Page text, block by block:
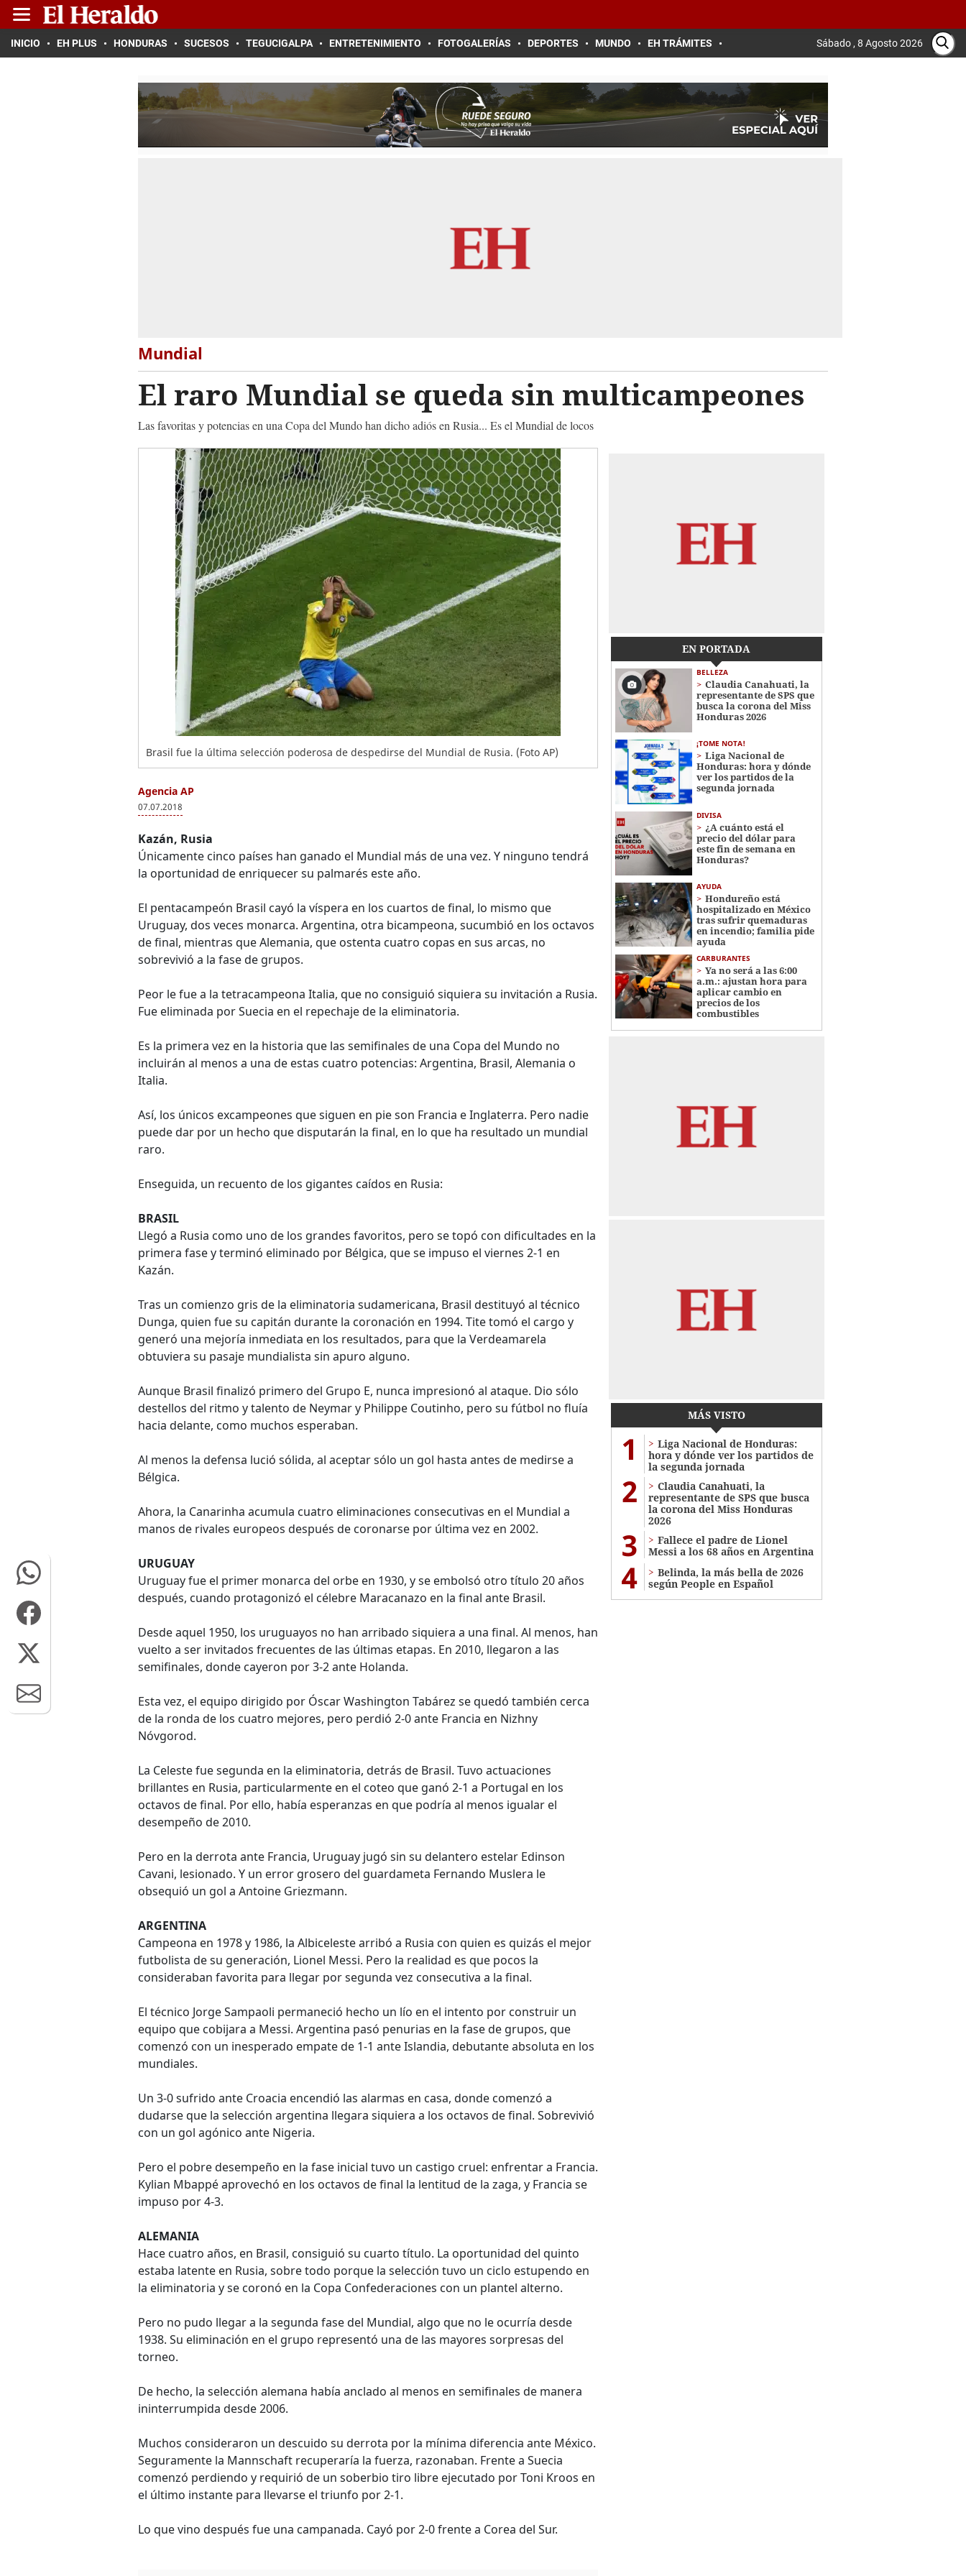
INICIO EH PLUS HONDURAS SUCESOS TEGUCIGALPA ENTRETENIMIENTO FOTOGALERÍAS DEPORTES MUNDO EH TRÁMITES Sábado , 8 Agosto 2026
Mundial
El raro Mundial se queda sin multicampeones
Las favoritas y potencias en una Copa del Mundo han dicho adiós en Rusia... Es el Mundial de locos
Brasil fue la última selección poderosa de despedirse del Mundial de Rusia. (Foto AP)
Agencia AP
07.07.2018
Kazán, Rusia
Únicamente cinco países han ganado el Mundial más de una vez. Y ninguno tendrá
la oportunidad de enriquecer su palmarés este año.
El pentacampeón Brasil cayó la víspera en los cuartos de final, lo mismo que
Uruguay, dos veces monarca. Argentina, otra bicampeona, sucumbió en los octavos
de final, mientras que Alemania, que ostenta cuatro copas en sus arcas, no
sobrevivió a la fase de grupos.
Peor le fue a la tetracampeona Italia, que no consiguió siquiera su invitación a Rusia.
Fue eliminada por Suecia en el repechaje de la eliminatoria.
Es la primera vez en la historia que las semifinales de una Copa del Mundo no
incluirán al menos a una de estas cuatro potencias: Argentina, Brasil, Alemania o
Italia.
Así, los únicos excampeones que siguen en pie son Francia e Inglaterra. Pero nadie
puede dar por un hecho que disputarán la final, en lo que ha resultado un mundial
raro.
Enseguida, un recuento de los gigantes caídos en Rusia:
BRASIL
Llegó a Rusia como uno de los grandes favoritos, pero se topó con dificultades en la
primera fase y terminó eliminado por Bélgica, que se impuso el viernes 2-1 en
Kazán.
Tras un comienzo gris de la eliminatoria sudamericana, Brasil destituyó al técnico
Dunga, quien fue su capitán durante la coronación en 1994. Tite tomó el cargo y
generó una mejoría inmediata en los resultados, para que la Verdeamarela
obtuviera su pasaje mundialista sin apuro alguno.
Aunque Brasil finalizó primero del Grupo E, nunca impresionó al ataque. Dio sólo
destellos del ritmo y talento de Neymar y Philippe Coutinho, pero su fútbol no fluía
hacia delante, como muchos esperaban.
Al menos la defensa lució sólida, al aceptar sólo un gol hasta antes de medirse a
Bélgica.
Ahora, la Canarinha acumula cuatro eliminaciones consecutivas en el Mundial a
manos de rivales europeos después de coronarse por última vez en 2002.
URUGUAY
Uruguay fue el primer monarca del orbe en 1930, y se embolsó otro título 20 años
después, cuando protagonizó el célebre Maracanazo en la final ante Brasil.
Desde aquel 1950, los uruguayos no han arribado siquiera a una final. Al menos, han
vuelto a ser invitados frecuentes de las últimas etapas. En 2010, llegaron a las
semifinales, donde cayeron por 3-2 ante Holanda.
Esta vez, el equipo dirigido por Óscar Washington Tabárez se quedó también cerca
de la ronda de los cuatro mejores, pero perdió 2-0 ante Francia en Nizhny
Nóvgorod.
La Celeste fue segunda en la eliminatoria, detrás de Brasil. Tuvo actuaciones
brillantes en Rusia, particularmente en el coteo que ganó 2-1 a Portugal en los
octavos de final. Por ello, había esperanzas en que podría al menos igualar el
desempeño de 2010.
Pero en la derrota ante Francia, Uruguay jugó sin su delantero estelar Edinson
Cavani, lesionado. Y un error grosero del guardameta Fernando Muslera le
obsequió un gol a Antoine Griezmann.
ARGENTINA
Campeona en 1978 y 1986, la Albiceleste arribó a Rusia con quien es quizás el mejor
futbolista de su generación, Lionel Messi. Pero la realidad es que pocos la
consideraban favorita para llegar por segunda vez consecutiva a la final.
El técnico Jorge Sampaoli permaneció hecho un lío en el intento por construir un
equipo que cobijara a Messi. Argentina pasó penurias en la fase de grupos, que
comenzó con un inesperado empate de 1-1 ante Islandia, debutante absoluta en los
mundiales.
Un 3-0 sufrido ante Croacia encendió las alarmas en casa, donde comenzó a
dudarse que la selección argentina llegara siquiera a los octavos de final. Sobrevivió
con un gol agónico ante Nigeria.
Pero el pobre desempeño en la fase inicial tuvo un castigo cruel: enfrentar a Francia.
Kylian Mbappé aprovechó en los octavos de final la lentitud de la zaga, y Francia se
impuso por 4-3.
ALEMANIA
Hace cuatro años, en Brasil, consiguió su cuarto título. La oportunidad del quinto
estaba latente en Rusia, sobre todo porque la selección tuvo un ciclo estupendo en
la eliminatoria y se coronó en la Copa Confederaciones con un plantel alterno.
Pero no pudo llegar a la segunda fase del Mundial, algo que no le ocurría desde
1938. Su eliminación en el grupo representó una de las mayores sorpresas del
torneo.
De hecho, la selección alemana había anclado al menos en semifinales de manera
ininterrumpida desde 2006.
Muchos consideraron un descuido su derrota por la mínima diferencia ante México.
Seguramente la Mannschaft recuperaría la fuerza, razonaban. Frente a Suecia
comenzó perdiendo y requirió de un soberbio tiro libre ejecutado por Toni Kroos en
el último instante para llevarse el triunfo por 2-1.
Lo que vino después fue una campanada. Cayó por 2-0 frente a Corea del Sur.
EN PORTADA
BELLEZA
Claudia Canahuati, la
representante de SPS que
busca la corona del Miss
Honduras 2026
¡TOME NOTA!
Liga Nacional de
Honduras: hora y dónde
ver los partidos de la
segunda jornada
DIVISA
¿A cuánto está el
precio del dólar para
este fin de semana en
Honduras?
AYUDA
Hondureño está
hospitalizado en México
tras sufrir quemaduras
en incendio; familia pide
ayuda
CARBURANTES
Ya no será a las 6:00
a.m.: ajustan hora para
aplicar cambio en
precios de los
combustibles
MÁS VISTO
1
Liga Nacional de Honduras:
hora y dónde ver los partidos de
la segunda jornada
2
Claudia Canahuati, la
representante de SPS que busca
la corona del Miss Honduras
2026
3
Fallece el padre de Lionel
Messi a los 68 años en Argentina
4
Belinda, la más bella de 2026
según People en Español